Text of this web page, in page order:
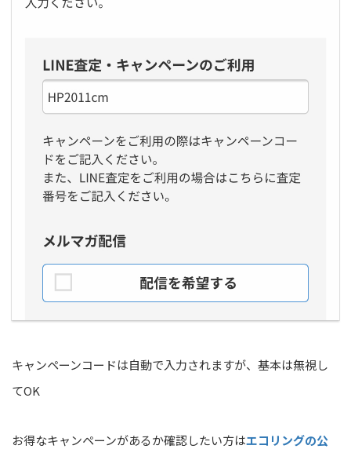
キャンペーンコードは自動で入力されますが、基本は無視し
てOK
お得なキャンペーンがあるか確認したい方はエコリングの公